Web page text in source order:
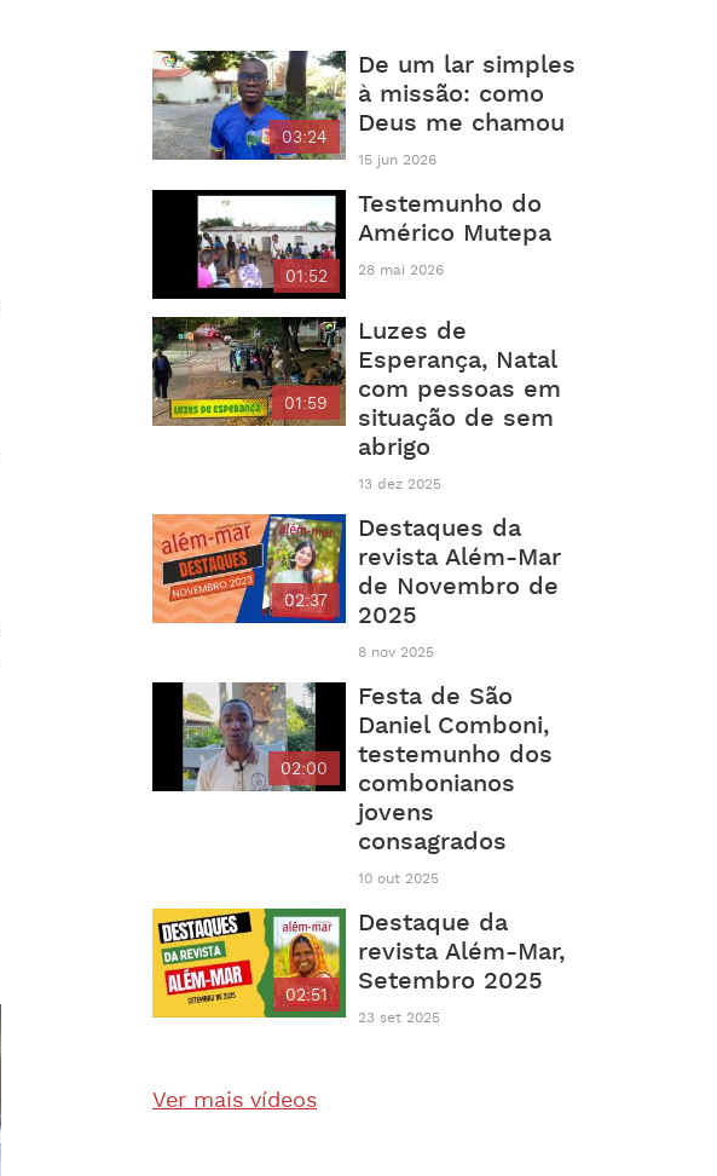
03:24
De um lar simples
à missão: como
Deus me chamou
15 jun 2026
01:52
Testemunho do
Américo Mutepa
28 mai 2026
01:59
Luzes de
Esperança, Natal
com pessoas em
situação de sem
abrigo
13 dez 2025
02:37
Destaques da
revista Além-Mar
de Novembro de
2025
8 nov 2025
02:00
Festa de São
Daniel Comboni,
testemunho dos
combonianos
jovens
consagrados
10 out 2025
02:51
Destaque da
revista Além-Mar,
Setembro 2025
23 set 2025
Ver mais vídeos